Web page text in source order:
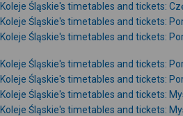
Koleje Śląskie's timetables and tickets:
Koleje Śląskie's timetables and tickets:
Koleje Śląskie's timetables and tickets:
Koleje Śląskie's timetables and tickets:
Koleje Śląskie's timetables and tickets:
Koleje Śląskie's timetables and tickets:
Koleje Śląskie's timetables and tickets: